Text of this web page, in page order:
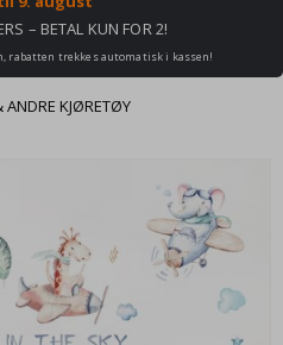
– BETAL KUN FOR 2!
rabatten trekkes automatisk i kassen!
ANDRE KJØRETØY